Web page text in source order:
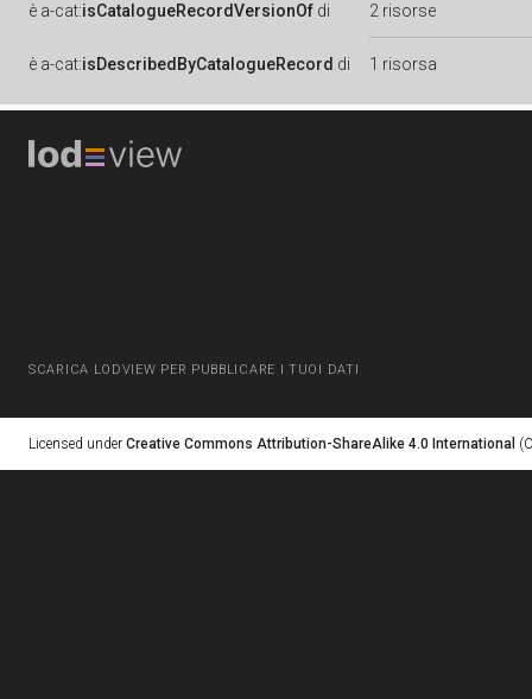
è a-cat:isCatalogueRecordVersionOf di 2 risorse
è a-cat:isDescribedByCatalogueRecord di 1 risorsa
SCARICA LODVIEW PER PUBBLICARE I TUOI DATI
Licensed under Creative Commons Attribution-ShareAlike 4.0 International